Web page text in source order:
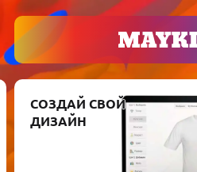
СОЗДАЙ СВОЙ
ДИЗАЙН